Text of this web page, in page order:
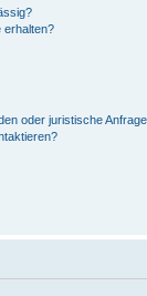
erhalten?
oder juristische